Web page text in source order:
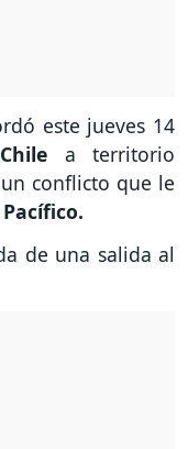
este jueves 14
Chile a territorio
conflicto que le
de una salida al